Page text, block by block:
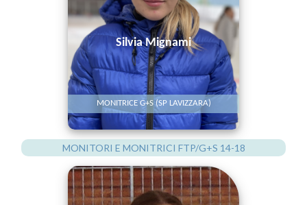
Silvia Mignami
MONITRICE G+S (SP LAVIZZARA)
MONITORI E MONITRICI FTP/G+S 14-18